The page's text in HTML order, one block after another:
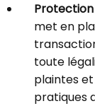
met en
toute
plaintes
pratiques